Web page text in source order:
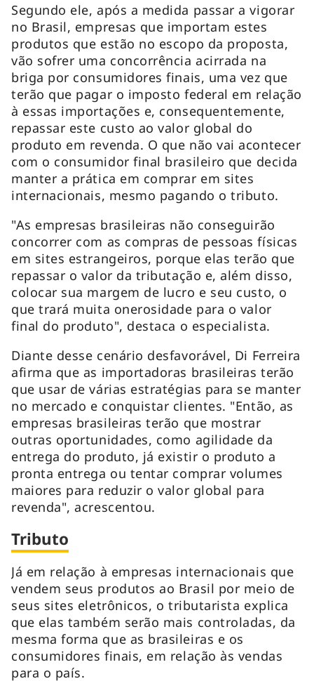
Segundo ele, após a medida passar a vigorar
no Brasil, empresas que importam estes
produtos que estão no escopo da proposta,
vão sofrer uma concorrência acirrada na
briga por consumidores finais, uma vez que
terão que pagar o imposto federal em relação
à essas importações e, consequentemente,
repassar este custo ao valor global do
produto em revenda. O que não vai acontecer
com o consumidor final brasileiro que decida
manter a prática em comprar em sites
internacionais, mesmo pagando o tributo.
"As empresas brasileiras não conseguirão
concorrer com as compras de pessoas físicas
em sites estrangeiros, porque elas terão que
repassar o valor da tributação e, além disso,
colocar sua margem de lucro e seu custo, o
que trará muita onerosidade para o valor
final do produto", destaca o especialista.
Diante desse cenário desfavorável, Di Ferreira
afirma que as importadoras brasileiras terão
que usar de várias estratégias para se manter
no mercado e conquistar clientes. "Então, as
empresas brasileiras terão que mostrar
outras oportunidades, como agilidade da
entrega do produto, já existir o produto a
pronta entrega ou tentar comprar volumes
maiores para reduzir o valor global para
revenda", acrescentou.
Tributo
Já em relação à empresas internacionais que
vendem seus produtos ao Brasil por meio de
seus sites eletrônicos, o tributarista explica
que elas também serão mais controladas, da
mesma forma que as brasileiras e os
consumidores finais, em relação às vendas
para o país.